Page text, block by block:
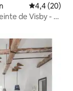
Évaluation
4,4 (20)
de Visby - 4